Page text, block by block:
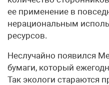
ее применение в
нерациональным
ресурсов.
Неслучайно появился
бумаги, который
Так экологи стараются